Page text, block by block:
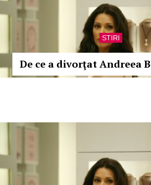
STIRI
De ce a divorţat Andreea